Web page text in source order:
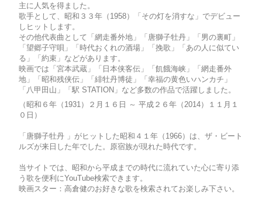
主に人気を得ました。
歌手として、昭和３３年（1958）「その灯を消すな」でデビュー
しヒットします。
その他代表曲として「網走番外地」「唐獅子牡丹」「男の裏町」
「望郷子守唄」「時代おくれの酒場」「挽歌」「あの人に似てい
る」「約束」などがあります。
映画では「宮本武蔵」「日本侠客伝」「飢餓海峡」「網走番外
地」「昭和残侠伝」「緋牡丹博徒」「幸福の黄色いハンカチ」
「八甲田山」「駅 STATION」など多数の作品で活躍しました。
（昭和６年（1931）２月１６日 ～ 平成２６年（2014）１１月１
０日）
「唐獅子牡丹 」がヒットした昭和４１年（1966）は、ザ・ビート
ルズが来日した年でした。原宿族が現れた時代です。
当サイトでは、昭和から平成までの時代に流れていた心に寄り添
う歌を便利にYouTube検索できます。
映画スター：高倉健のお好きな歌を検索されてお楽しみ下さい。